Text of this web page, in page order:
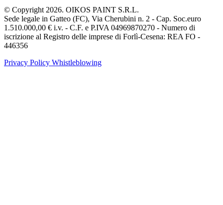
© Copyright 2026. OIKOS PAINT S.R.L.
Sede legale in Gatteo (FC), Via Cherubini n. 2 - Cap. Soc.euro
1.510.000,00 € i.v. - C.F. e P.IVA 04969870270 - Numero di
iscrizione al Registro delle imprese di Forlì-Cesena: REA FO -
446356
Privacy Policy Whistleblowing